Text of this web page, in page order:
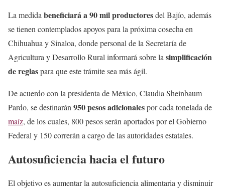
La medida beneficiará a 90 mil productoresdel Bajío, además
se tienen contemplados apoyos para la próxima cosecha en
Chihuahua y Sinaloa, donde personal de la Secretaría de
Agricultura y Desarrollo Rural informará sobre la simplificación
de reglaspara que este trámite sea más ágil.
De acuerdo con la presidenta de México, Claudia Sheinbaum
Pardo, se destinarán 950 pesos adicionalespor cada tonelada de
maíz, de los cuales, 800 pesos serán aportados por el Gobierno
Federal y 150 correrán a cargo de las autoridades estatales.
Autosuficiencia hacia el futuro
El objetivo es aumentar la autosuficiencia alimentaria y disminuir